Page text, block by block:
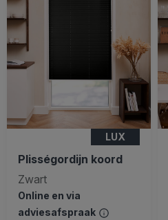
LUX
Plisségordijn koord
Zwart
Online en via
adviesafspraak